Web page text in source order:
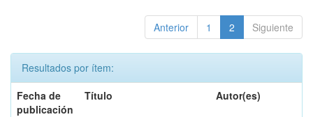
Anterior 1 2 Siguiente
Resultados por ítem:
Fecha de
publicación
Título Autor(es)